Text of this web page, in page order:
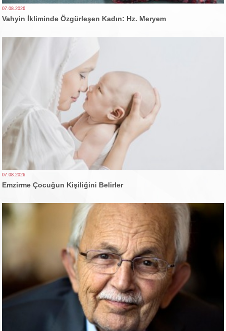
07.08.2026
Vahyin İkliminde Özgürleşen Kadın: Hz. Meryem
07.08.2026
Emzirme Çocuğun Kişiliğini Belirler